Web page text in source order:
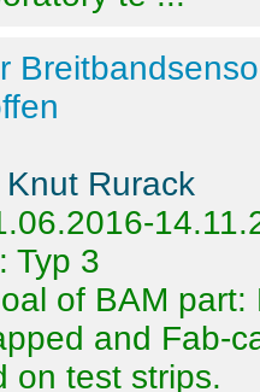
Knut Rurack
Typ 3
of BAM
and Fab-
on test strips.